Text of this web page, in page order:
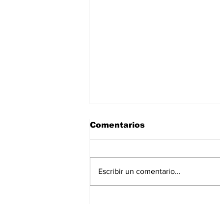
Comentarios
Escribir un comentario...